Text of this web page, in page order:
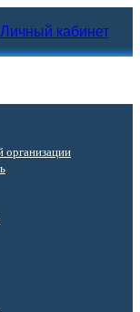
Личный кабинет
организации